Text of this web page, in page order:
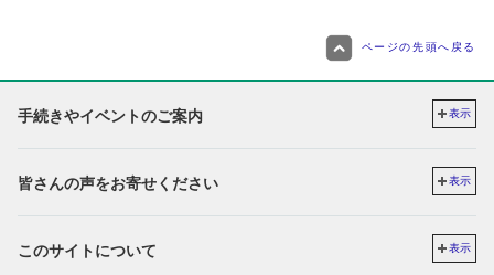
ページの先頭へ戻る
手続きやイベントのご案内 表示
皆さんの声をお寄せください 表示
このサイトについて 表示